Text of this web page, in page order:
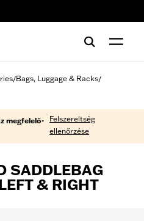
/Bags, Luggage & Racks/
megfelelő-
Felszereltség
ellenőrzése
SADDLEBAG
& RIGHT